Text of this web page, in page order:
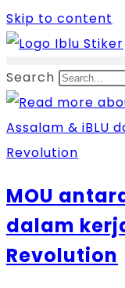
Skip to content
Search
MOU
dalam
Revolution